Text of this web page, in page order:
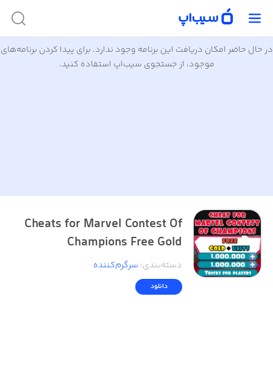
در حال حاضر امکان دریافت این برنامه وجود ندارد. برای پیدا کردن برنامه‌های
موجود، از جستجوی سیب‌اپ استفاده کنید.
Cheats for Marvel Contest Of
Champions Free Gold
دسته‌بندی: سرگرم‌کننده
دانلود